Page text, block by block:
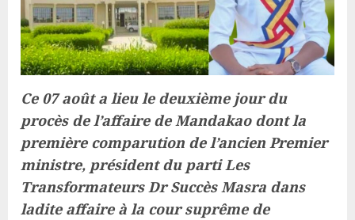
Ce 07 août a lieu le deuxième jour du
procès de l’affaire de Mandakao dont la
première comparution de l’ancien Premier
ministre, président du parti Les
Transformateurs Dr Succès Masra dans
ladite affaire à la cour suprême de